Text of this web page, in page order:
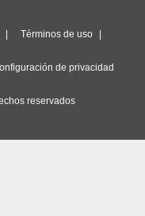
Términos de uso
de privacidad
reservados